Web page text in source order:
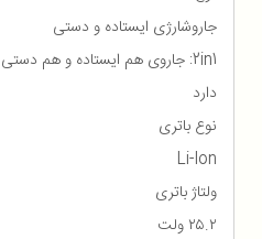
جاروشارژی ایستاده و دستی
2in1: جاروی هم ایستاده و هم دستی در یک دستگاه
دارد
نوع باتری
Li-Ion
ولتاژ باتری
۲۵.۲ ولت